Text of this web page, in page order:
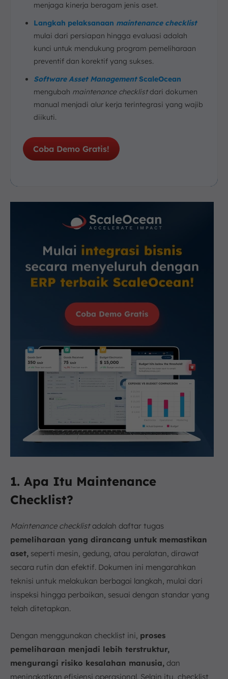
menjaga kinerja beragam jenis aset.
Langkah pelaksanaan maintenance checklist
mulai dari persiapan hingga evaluasi adalah
kunci untuk mendukung program pemeliharaan
preventif dan korektif yang sukses.
Software Asset ManagementScaleOcean
mengubah maintenance checklistdari dokumen
manual menjadi alur kerja terintegrasi yang wajib
diikuti.
Coba Demo Gratis!
1. Apa Itu Maintenance
Checklist?
Maintenance checklistadalah daftar tugas
pemeliharaan yang dirancang untuk memastikan
aset, seperti mesin, gedung, atau peralatan, dirawat
secara rutin dan efektif. Dokumen ini mengarahkan
teknisi untuk melakukan berbagai langkah, mulai dari
inspeksi hingga perbaikan, sesuai dengan standar yang
telah ditetapkan.
Dengan menggunakan checklist ini, proses
pemeliharaan menjadi lebih terstruktur,
mengurangi risiko kesalahan manusia, dan
meningkatkan efisiensi operasional. Selain itu, checklist